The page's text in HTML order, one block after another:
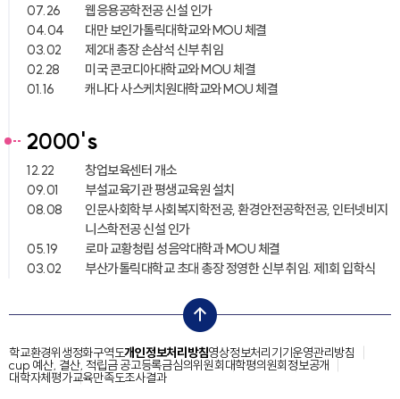
07.26
웹응용공학전공 신설 인가
04.04
대만 보인가톨릭대학교와 MOU 체결
03.02
제2대 총장 손삼석 신부 취임
02.28
미국 콘코디아대학교와 MOU 체결
01.16
캐나다 사스케치원대학교와 MOU 체결
2000's
12.22
창업보육센터 개소
09.01
부설교육기관 평생교육원 설치
08.08
인문사회학부 사회복지학전공, 환경안전공학전공, 인터넷비지
니스학전공 신설 인가
05.19
로마 교황청립 성음악대학과 MOU 체결
03.02
부산가톨릭대학교 초대 총장 정영한 신부 취임. 제1회 입학식
top
학교환경위생정화구역도개인정보처리방침영상정보처리기기운영관리방침
cup 예산, 결산, 적립금 공고등록금심의위원회대학평의원회정보공개
대학자체평가교육만족도조사결과